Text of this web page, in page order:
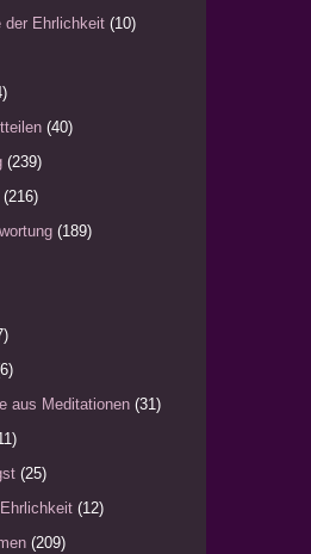
der Ehrlichkeit (10)
(40)
(239)
(216)
(189)
aus Meditationen (31)
(25)
(12)
(209)